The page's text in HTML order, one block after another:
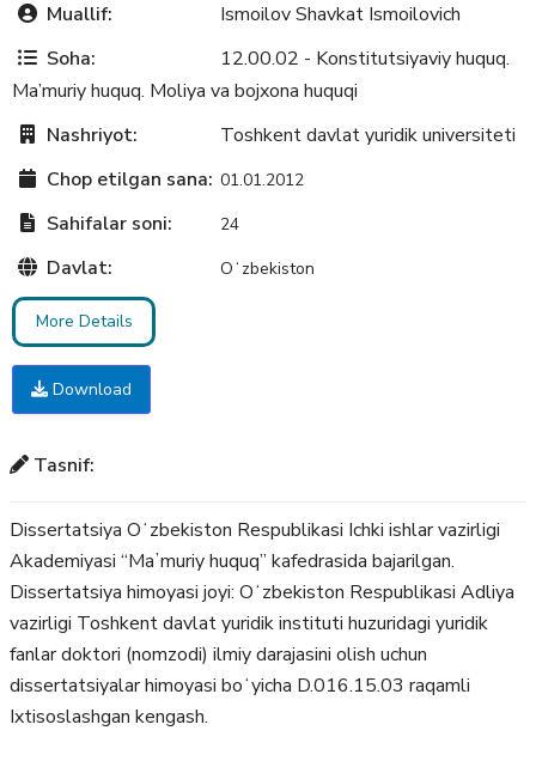
Muallif:
Ismoilov Shavkat Ismoilovich
Soha:
12.00.02 - Konstitutsiyaviy huquq.
Ma’muriy huquq. Moliya va bojxona huquqi
Nashriyot:
Toshkent davlat yuridik universiteti
Chop etilgan sana: 01.01.2012
Sahifalar soni: 24
Davlat: Oʻzbekiston
More Details
Download
Tasnif:
Dissertatsiya Oʻzbekiston Respublikasi Ichki ishlar vazirligi
Akademiyasi “Maʼmuriy huquq” kafedrasida bajarilgan.
Dissertatsiya himoyasi joyi: Oʻzbekiston Respublikasi Adliya
vazirligi Toshkent davlat yuridik instituti huzuridagi yuridik
fanlar doktori (nomzodi) ilmiy darajasini olish uchun
dissertatsiyalar himoyasi boʻyicha D.016.15.03 raqamli
Ixtisoslashgan kengash.